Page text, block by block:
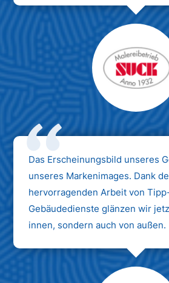
Das Erscheinungsbild unseres
unseres Markenimages. Dank
hervorragenden Arbeit von
Gebäudedienste glänzen wir
innen, sondern auch von außen.